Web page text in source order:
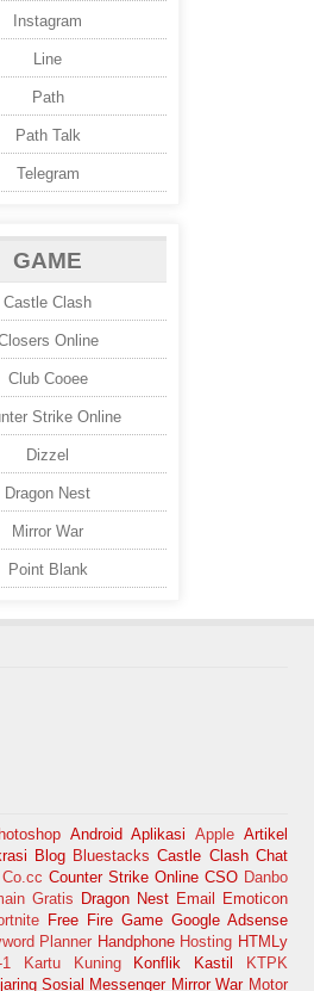
Instagram
Line
Path
Path Talk
Telegram
GAME
Castle Clash
Online
Club Cooee
Strike Online
Dizzel
Dragon Nest
Mirror War
Point Blank
Android Aplikasi Apple Artikel
Blog Bluestacks Castle Clash Chat
Co.cc Counter Strike Online CSO Danbo
Gratis Dragon Nest Email Emoticon
Free Fire Game Google Adsense
Planner Handphone Hosting HTMLy
Kartu Kuning Konflik Kastil
KTPK
Sosial Messenger Mirror War Motor